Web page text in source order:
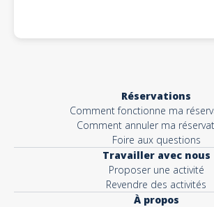
Réservations
Comment fonctionne ma
Comment annuler ma
Foire aux questions
Travailler avec nous
Proposer une activité
Revendre des activités
À propos